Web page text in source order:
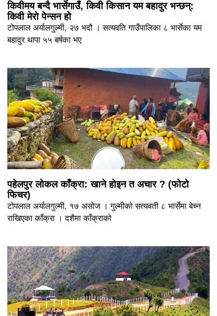
किवीमय बन्दै भार्सेगाउँ, किवी किसान यम बहादुर भन्छन्:
किवी मेरो पेन्सन हो
टोपलाल अर्यालगुल्मी, २७ भदौ । सत्यवति गाउँपालिका ८ भार्सेका यम
बहादुर थापा ५५ बर्षका भए
पहेलपुर लोकल काँक्रा: खाने होइन त अचार ? (फोटो
फिचर)
टोपलाल अर्यालगुल्मी, १७ असोज । गुल्मीको सत्यवती ८ भार्सेमा बेच्न
राखिएका काँक्रा । दशैमा काँक्राको